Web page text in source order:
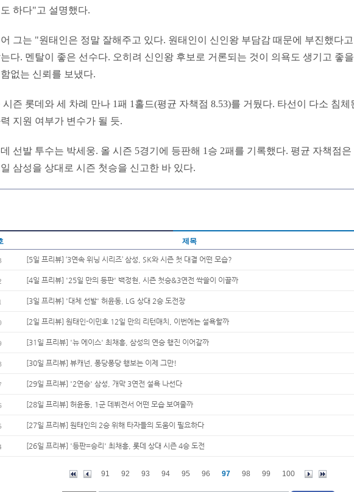
하다"고 설명했다.
그는 "원태인은 정말 잘해주고 있다. 원태인이 신인왕 부담감 때문에 부진했다고
다. 멘탈이 좋은 선수다. 오히려 신인왕 후보로 거론되는 것이 의욕도 생기고 좋
없는 신뢰를 보냈다.
시즌 롯데와 세 차례 만나 1패 1홀드(평균 자책점 8.53)를 거뒀다. 타선이 다소 침체
지원 여부가 변수가 될 듯.
선발 투수는 박세웅. 올 시즌 5경기에 등판해 1승 2패를 기록했다. 평균 자책점은
삼성을 상대로 시즌 첫승을 신고한 바 있다.
제목
[5일 프리뷰] ‘3연속 위닝 시리즈’ 삼성, SK와 시즌 첫 대결 어떤 모습?
[4일 프리뷰] '25일 만의 등판' 백정현, 시즌 첫승&3연전 싹쓸이 이끌까
[3일 프리뷰] '대체 선발' 허윤동, LG 상대 2승 도전장
[2일 프리뷰] 원태인-이민호 12일 만의 리턴매치, 이번에는 설욕할까
[31일 프리뷰] '뉴 에이스' 최채흥, 삼성의 연승 행진 이어갈까
[30일 프리뷰] 뷰캐넌, 퐁당퐁당 행보는 이제 그만!
[29일 프리뷰] '2연승' 삼성, 개막 3연전 설욕 나선다
[28일 프리뷰] 허윤동, 1군 데뷔전서 어떤 모습 보여줄까
[27일 프리뷰] 원태인의 2승 위해 타자들의 도움이 필요하다
[26일 프리뷰] '등판=승리' 최채흥, 롯데 상대 시즌 4승 도전
91 92 93 94 95 96 97 98 99 100